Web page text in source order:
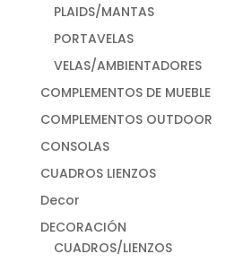
PLAIDS/MANTAS
PORTAVELAS
VELAS/AMBIENTADORES
COMPLEMENTOS DE MUEBLE
COMPLEMENTOS OUTDOOR
CONSOLAS
CUADROS LIENZOS
Decor
DECORACIÓN
CUADROS/LIENZOS